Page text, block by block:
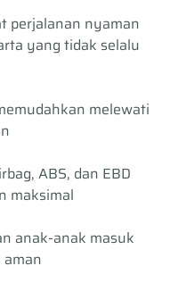
perjalanan nyaman
yang tidak selalu
melewati
ABS, dan EBD
maksimal
anak-anak masuk